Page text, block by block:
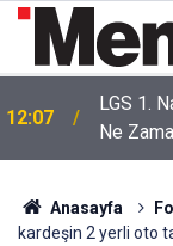
12:07
LGS 1.
Ne
Anasayfa
kardeşin 2 yerli oto